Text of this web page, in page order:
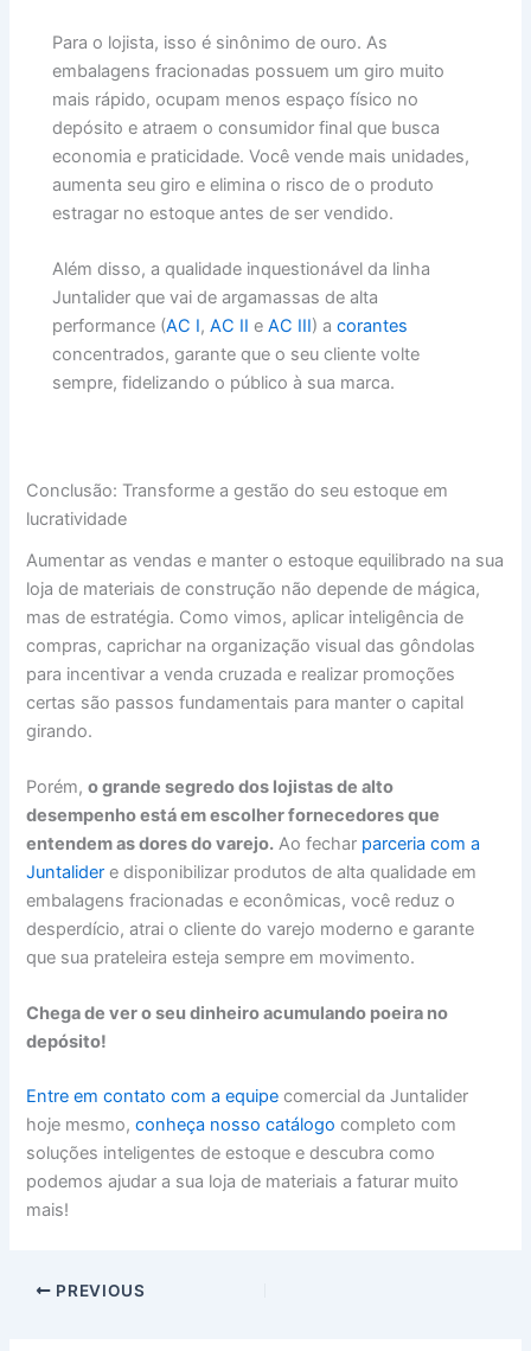
Para o lojista, isso é sinônimo de ouro. As
embalagens fracionadas possuem um giro muito
mais rápido, ocupam menos espaço físico no
depósito e atraem o consumidor final que busca
economia e praticidade. Você vende mais unidades,
aumenta seu giro e elimina o risco de o produto
estragar no estoque antes de ser vendido.
Além disso, a qualidade inquestionável da linha
Juntalider que vai de argamassas de alta
performance (AC I,AC II eAC III) acorantes
concentrados, garante que o seu cliente volte
sempre, fidelizando o público à sua marca.
Conclusão: Transforme a gestão do seu estoque em
lucratividade
Aumentar as vendas e manter o estoque equilibrado na sua
loja de materiais de construção não depende de mágica,
mas de estratégia. Como vimos, aplicar inteligência de
compras, caprichar na organização visual das gôndolas
para incentivar a venda cruzada e realizar promoções
certas são passos fundamentais para manter o capital
girando.
Porém,o grande segredo dos lojistas de alto
desempenho está em escolher fornecedores que
entendem as dores do varejo. Ao fechar parceria com a
Juntalider e disponibilizar produtos de alta qualidade em
embalagens fracionadas e econômicas, você reduz o
desperdício, atrai o cliente do varejo moderno e garante
que sua prateleira esteja sempre em movimento.
Chega de ver o seu dinheiro acumulando poeira no
depósito!
Entre em contato com a equipe comercial da Juntalider
hoje mesmo,conheça nosso catálogo completo com
soluções inteligentes de estoque e descubra como
podemos ajudar a sua loja de materiais a faturar muito
mais!
PREVIOUS